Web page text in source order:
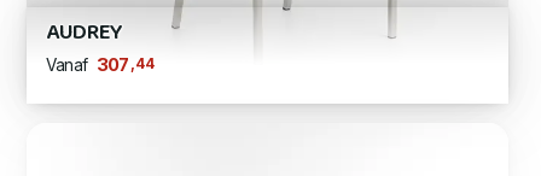
AUDREY
Vanaf 307 ,44